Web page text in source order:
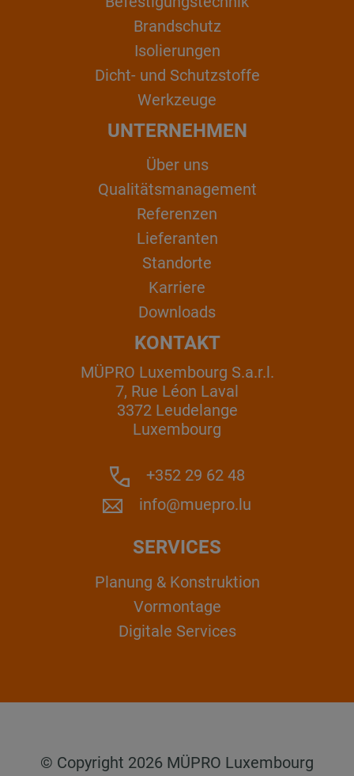
Brandschutz
Isolierungen
Dicht- und Schutzstoffe
Werkzeuge
UNTERNEHMEN
Über uns
Qualitätsmanagement
Referenzen
Lieferanten
Standorte
Karriere
Downloads
KONTAKT
MÜPRO Luxembourg S.a.r.l.
7, Rue Léon Laval
3372 Leudelange
Luxembourg
+352 29 62 48
info@muepro.lu
SERVICES
Planung & Konstruktion
Vormontage
Digitale Services
© Copyright 2026 MÜPRO Luxembourg